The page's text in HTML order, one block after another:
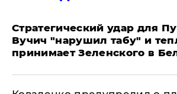
Стратегический удар для
Вучич "нарушил табу" и
принимает Зеленского в